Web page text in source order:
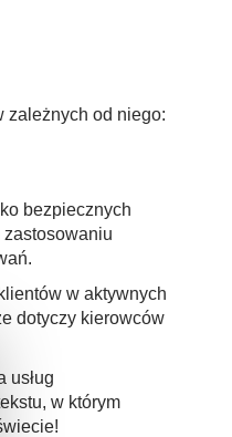
zależnych od niego:
bezpiecznych
w aktywnych
dotyczy kierowców
usług
w którym